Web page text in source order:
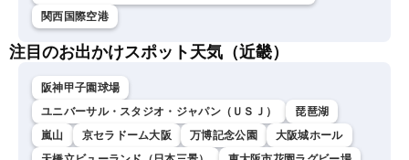
関西国際空港
注目のお出かけスポット天気（近畿）
阪神甲子園球場
ユニバーサル・スタジオ・ジャパン（ＵＳＪ）
琵琶湖
嵐山
京セラドーム大阪 万博記念公園
大阪城ホール